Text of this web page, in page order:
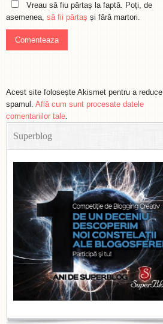
Vreau să fiu părtaș la faptă. Poți, de
asemenea, să fii părtaș și fără martori.
Acest site folosește Akismet pentru a reduce
spamul. Află cum sunt procesate datele
comentariilor tale.
Superblog